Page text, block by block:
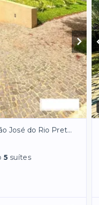
do Rio Preto/SP
5 suítes